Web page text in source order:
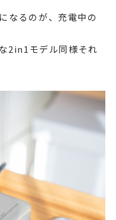
なるのが、充電中の
2in1モデル同様それ